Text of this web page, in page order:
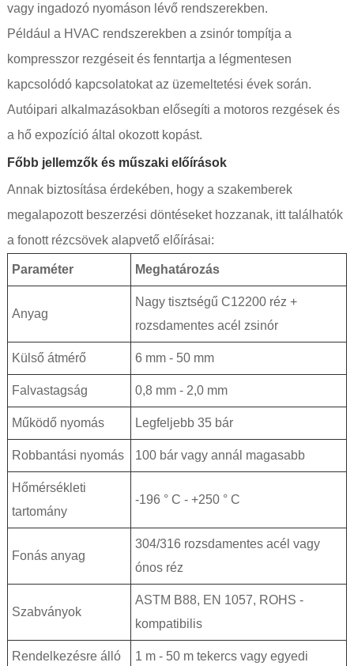
vagy ingadozó nyomáson lévő rendszerekben.
Például a HVAC rendszerekben a zsinór tompítja a
kompresszor rezgéseit és fenntartja a légmentesen
kapcsolódó kapcsolatokat az üzemeltetési évek során.
Autóipari alkalmazásokban elősegíti a motoros rezgések és
a hő expozíció által okozott kopást.
Főbb jellemzők és műszaki előírások
Annak biztosítása érdekében, hogy a szakemberek
megalapozott beszerzési döntéseket hozzanak, itt találhatók
a fonott rézcsövek alapvető előírásai:
Paraméter Meghatározás
Anyag
Nagy tisztségű C12200 réz +
rozsdamentes acél zsinór
Külső átmérő 6 mm - 50 mm
Falvastagság 0,8 mm - 2,0 mm
Működő nyomás Legfeljebb 35 bár
Robbantási nyomás 100 bár vagy annál magasabb
Hőmérsékleti
tartomány
-196 ° C - +250 ° C
Fonás anyag
304/316 rozsdamentes acél vagy
ónos réz
Szabványok
ASTM B88, EN 1057, ROHS -
kompatibilis
Rendelkezésre álló
1 m - 50 m tekercs vagy egyedi